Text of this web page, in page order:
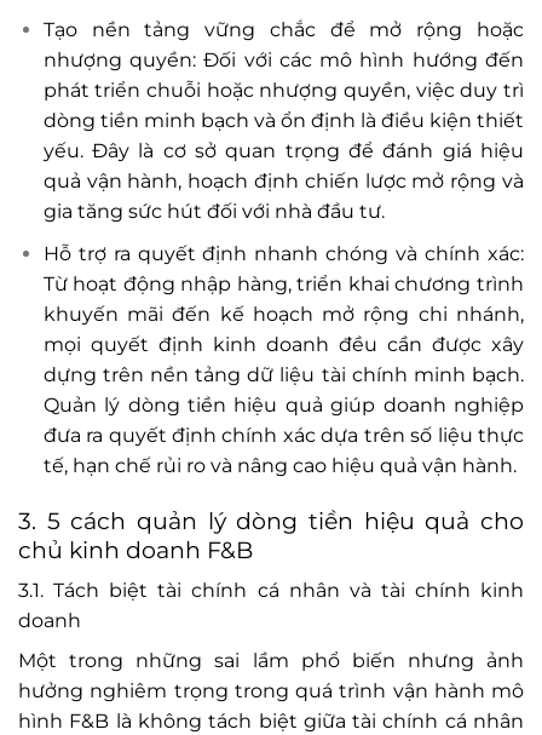
Tạo nền tảng vững chắc để mở rộng hoặc
nhượng quyền: Đối với các mô hình hướng đến
phát triển chuỗi hoặc nhượng quyền, việc duy trì
dòng tiền minh bạch và ổn định là điều kiện thiết
yếu. Đây là cơ sở quan trọng để đánh giá hiệu
quả vận hành, hoạch định chiến lược mở rộng và
gia tăng sức hút đối với nhà đầu tư.
Hỗ trợ ra quyết định nhanh chóng và chính xác:
Từ hoạt động nhập hàng, triển khai chương trình
khuyến mãi đến kế hoạch mở rộng chi nhánh,
mọi quyết định kinh doanh đều cần được xây
dựng trên nền tảng dữ liệu tài chính minh bạch.
Quản lý dòng tiền hiệu quả giúp doanh nghiệp
đưa ra quyết định chính xác dựa trên số liệu thực
tế, hạn chế rủi ro và nâng cao hiệu quả vận hành.
3. 5 cách quản lý dòng tiền hiệu quả cho
chủ kinh doanh F&B
3.1. Tách biệt tài chính cá nhân và tài chính kinh
doanh
Một trong những sai lầm phổ biến nhưng ảnh
hưởng nghiêm trọng trong quá trình vận hành mô
hình F&B là không tách biệt giữa tài chính cá nhân